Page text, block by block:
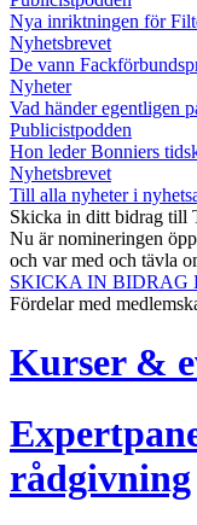
Nya inriktningen för
Nyhetsbrevet
De vann
Nyheter
Vad händer egentligen
Publicistpodden
Hon leder Bonniers
Nyhetsbrevet
Till alla nyheter i
Skicka in ditt bidrag till
Nu är nomineringen
och var med och tävla
SKICKA IN BIDRAG
Fördelar med
Kurser &
rådgivning